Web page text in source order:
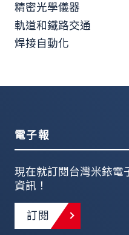
精密光學儀器
軌道和鐵路交通
焊接自動化
電子報
現在就訂閱台灣米銥電
資訊！
訂閱